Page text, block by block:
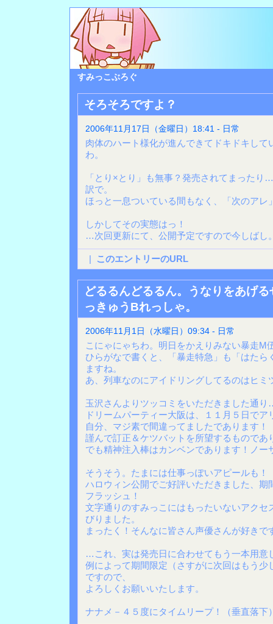
すみっこぶろぐ
そろそろですよ？
2006年11月17日（金曜日）18:41 - 日常
肉体のハート様化が進んできてドキドキして
わ。
「とり×とり」も無事？発売されてまった
訳で。
ほっと一息ついている間もなく、「次のアレ
しかしてその実態はっ！
…次回更新にて、公開予定ですので今しばし
| このエントリーのURL
どるるんどるるん。うなりをあげ
っきゅうBれっしゃ。
2006年11月1日（水曜日）09:34 - 日常
こにゃにゃちわ。明日をかえりみない暴走M
ひらがなで書くと、「暴走特急」も「はたら
ますね。
あ、列車なのにアイドリングしてるのはヒミ
玉沢さんよりツッコミをいただきました通
ドリームパーティー大阪は、１１月５日でア
自分、マジ素で間違ってましたであります！
謹んで訂正＆ケツバットを所望するものであ
でも精神注入棒はカンベンであります！ノー
そうそう。たまには仕事っぽいアピールも！
ハロウィン公開でご好評いただきました、期
フラッシュ！
文字通りのすみっこにはもったいないアクセ
びりました。
まったく！そんなに皆さん声優さんが好き
…これ、実は発売日に合わせてもう一本用意
例によって期間限定（さすがに次回はもう少
ですので、
よろしくお願いいたします。
ナナメ－４５度にタイムリープ！（垂直落下